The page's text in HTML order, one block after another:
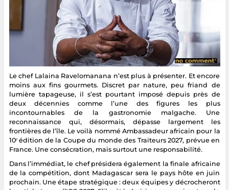
Le chef Lalaina Ravelomanana n’est plus à présenter. Et encore
moins aux fins gourmets. Discret par nature, peu friand de
lumière tapageuse, il s’est pourtant imposé depuis près de
deux décennies comme l’une des figures les plus
incontournables de la gastronomie malgache. Une
reconnaissance qui, désormais, dépasse largement les
frontières de l’île. Le voilà nommé Ambassadeur africain pour la
10ᵉ édition de la Coupe du monde des Traiteurs 2027, prévue en
France. Une consécration, mais surtout une responsabilité.
Dans l’immédiat, le chef présidera également la finale africaine
de la compétition, dont Madagascar sera le pays hôte en juin
prochain. Une étape stratégique : deux équipes y décrocheront